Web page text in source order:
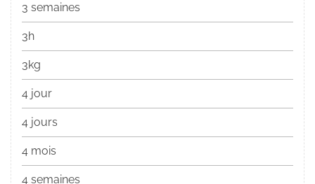
3 semaines
3h
3kg
4 jour
4 jours
4 mois
4 semaines